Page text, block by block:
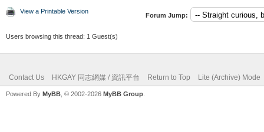
View a Printable Version
Forum Jump:
Users browsing this thread: 1 Guest(s)
Contact Us HKGAY 同志網媒 / 資訊平台 Return to Top Lite (Archive) Mode
Powered By MyBB , © 2002-2026 MyBB Group